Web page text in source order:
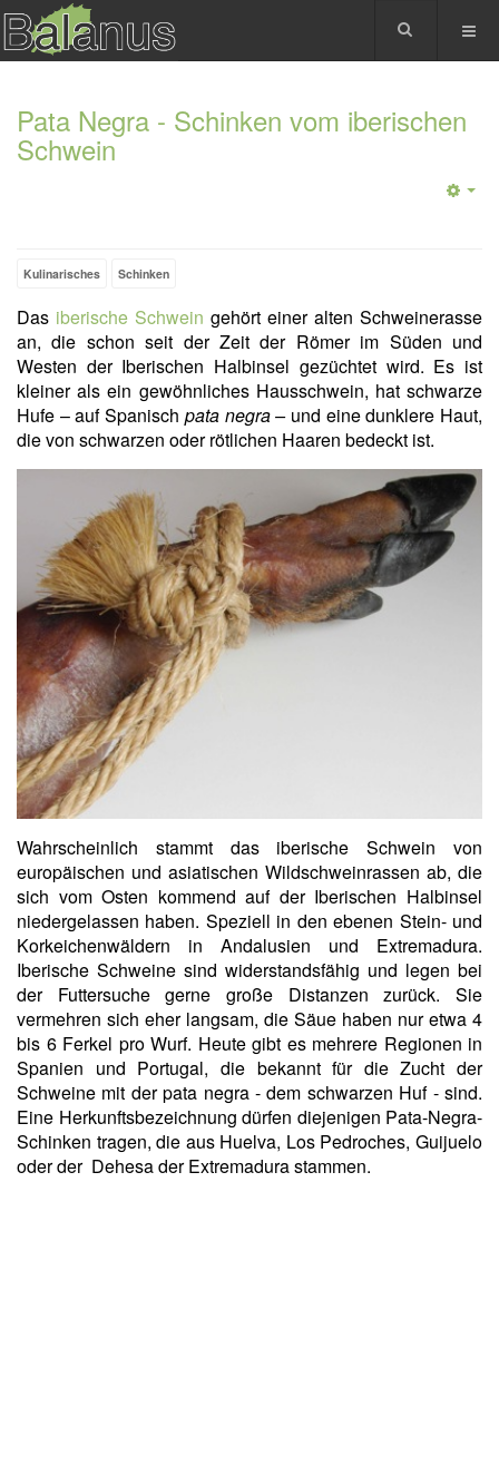
Pata Negra - Schinken vom iberischen
Schwein
Kulinarisches Schinken
Das iberische Schwein gehört einer alten Schweinerasse
an, die schon seit der Zeit der Römer im Süden und
Westen der Iberischen Halbinsel gezüchtet wird. Es ist
kleiner als ein gewöhnliches Hausschwein, hat schwarze
Hufe – auf Spanisch pata negra –und eine dunklere Haut,
die von schwarzen oder rötlichen Haaren bedeckt ist.
Wahrscheinlich stammt das iberische Schwein von
europäischen und asiatischen Wildschweinrassen ab, die
sich vom Osten kommend auf der Iberischen Halbinsel
niedergelassen haben. Speziell in den ebenen Stein- und
Korkeichenwäldern in Andalusien und Extremadura.
Iberische Schweine sind widerstandsfähig und legen bei
der Futtersuche gerne große Distanzen zurück. Sie
vermehren sich eher langsam, die Säue haben nur etwa 4
bis 6 Ferkel pro Wurf. Heute gibt es mehrere Regionen in
Spanien und Portugal, die bekannt für die Zucht der
Schweine mit der pata negra - dem schwarzen Huf - sind.
Eine Herkunftsbezeichnung dürfen diejenigen Pata-Negra-
Schinken tragen, die aus Huelva, Los Pedroches, Guijuelo
oder der Dehesa der Extremadura stammen.